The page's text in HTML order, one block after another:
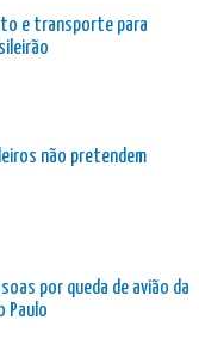
e transporte para
não pretendem
por queda de avião da
Paulo